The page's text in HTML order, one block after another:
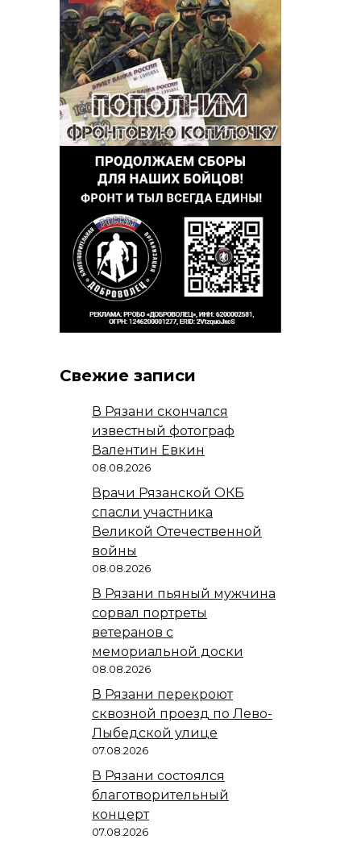
Свежие записи
В Рязани скончался
известный фотограф
Валентин Евкин
08.08.2026
Врачи Рязанской ОКБ
спасли участника
Великой Отечественной
войны
08.08.2026
В Рязани пьяный мужчина
сорвал портреты
ветеранов с
мемориальной доски
08.08.2026
В Рязани перекроют
сквозной проезд по Лево-
Лыбедской улице
07.08.2026
В Рязани состоялся
благотворительный
концерт
07.08.2026